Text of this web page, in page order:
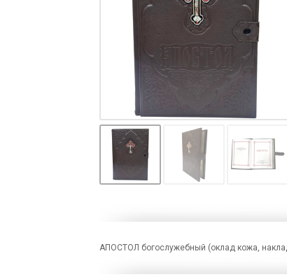
АПОСТОЛ богослужебный (оклад кожа,